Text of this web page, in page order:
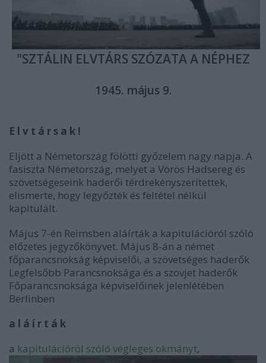
"SZTÁLIN ELVTÁRS SZÓZATA A NÉPHEZ
1945. május 9.
E l v t á r s a k !
Eljött a Németország fölötti győzelem nagy napja. A
fasiszta Németország, melyet a Vörös Hadsereg és
szövetségeseink haderői térdrekényszerítettek,
elismerte, hogy legyőzték és feltétel nélkül
kapitulált.
Május 7-én Reimsben aláírták a kapitulációról szóló
előzetes jegyzőkönyvet. Május 8-án a német
főparancsnokság képviselői, a szövetséges haderők
Legfelsőbb Parancsnoksága és a szovjet haderők
Főparancsnoksága képviselőinek jelenlétében
Berlinben
a l á í r t á k
a kapitulációról szóló végleges okmányt,